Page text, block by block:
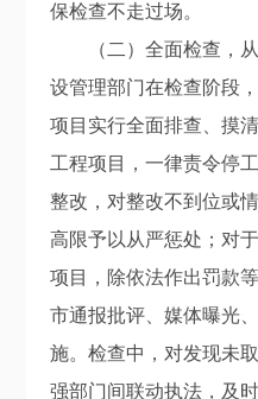
保检查不走过场。
（二）全面检查，从
设管理部门在检查阶段
项目实行全面排查、摸
工程项目，一律责令停
整改，对整改不到位或
高限予以从严惩处；对
项目，除依法作出罚款
市通报批评、媒体曝光
施。检查中，对发现未
强部门间联动执法，及